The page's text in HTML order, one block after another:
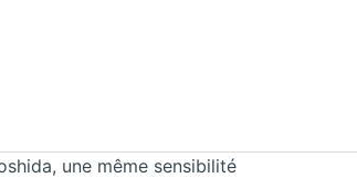
une même sensibilité